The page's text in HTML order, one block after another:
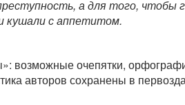
а для того, чтобы
кушали с аппетитом.
возможные очепятки,
авторов сохранены в